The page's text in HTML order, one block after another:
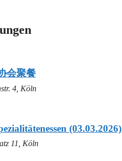
会聚餐
4, Köln
(03.03.2026)
11, Köln